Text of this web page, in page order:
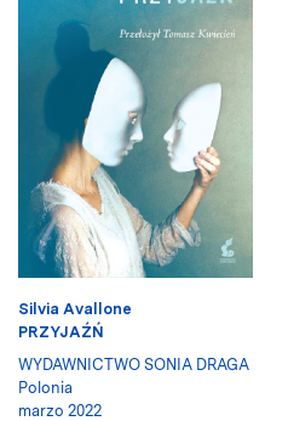
Silvia Avallone
PRZYJAŹŃ
WYDAWNICTWO SONIA DRAGA
Polonia
marzo 2022